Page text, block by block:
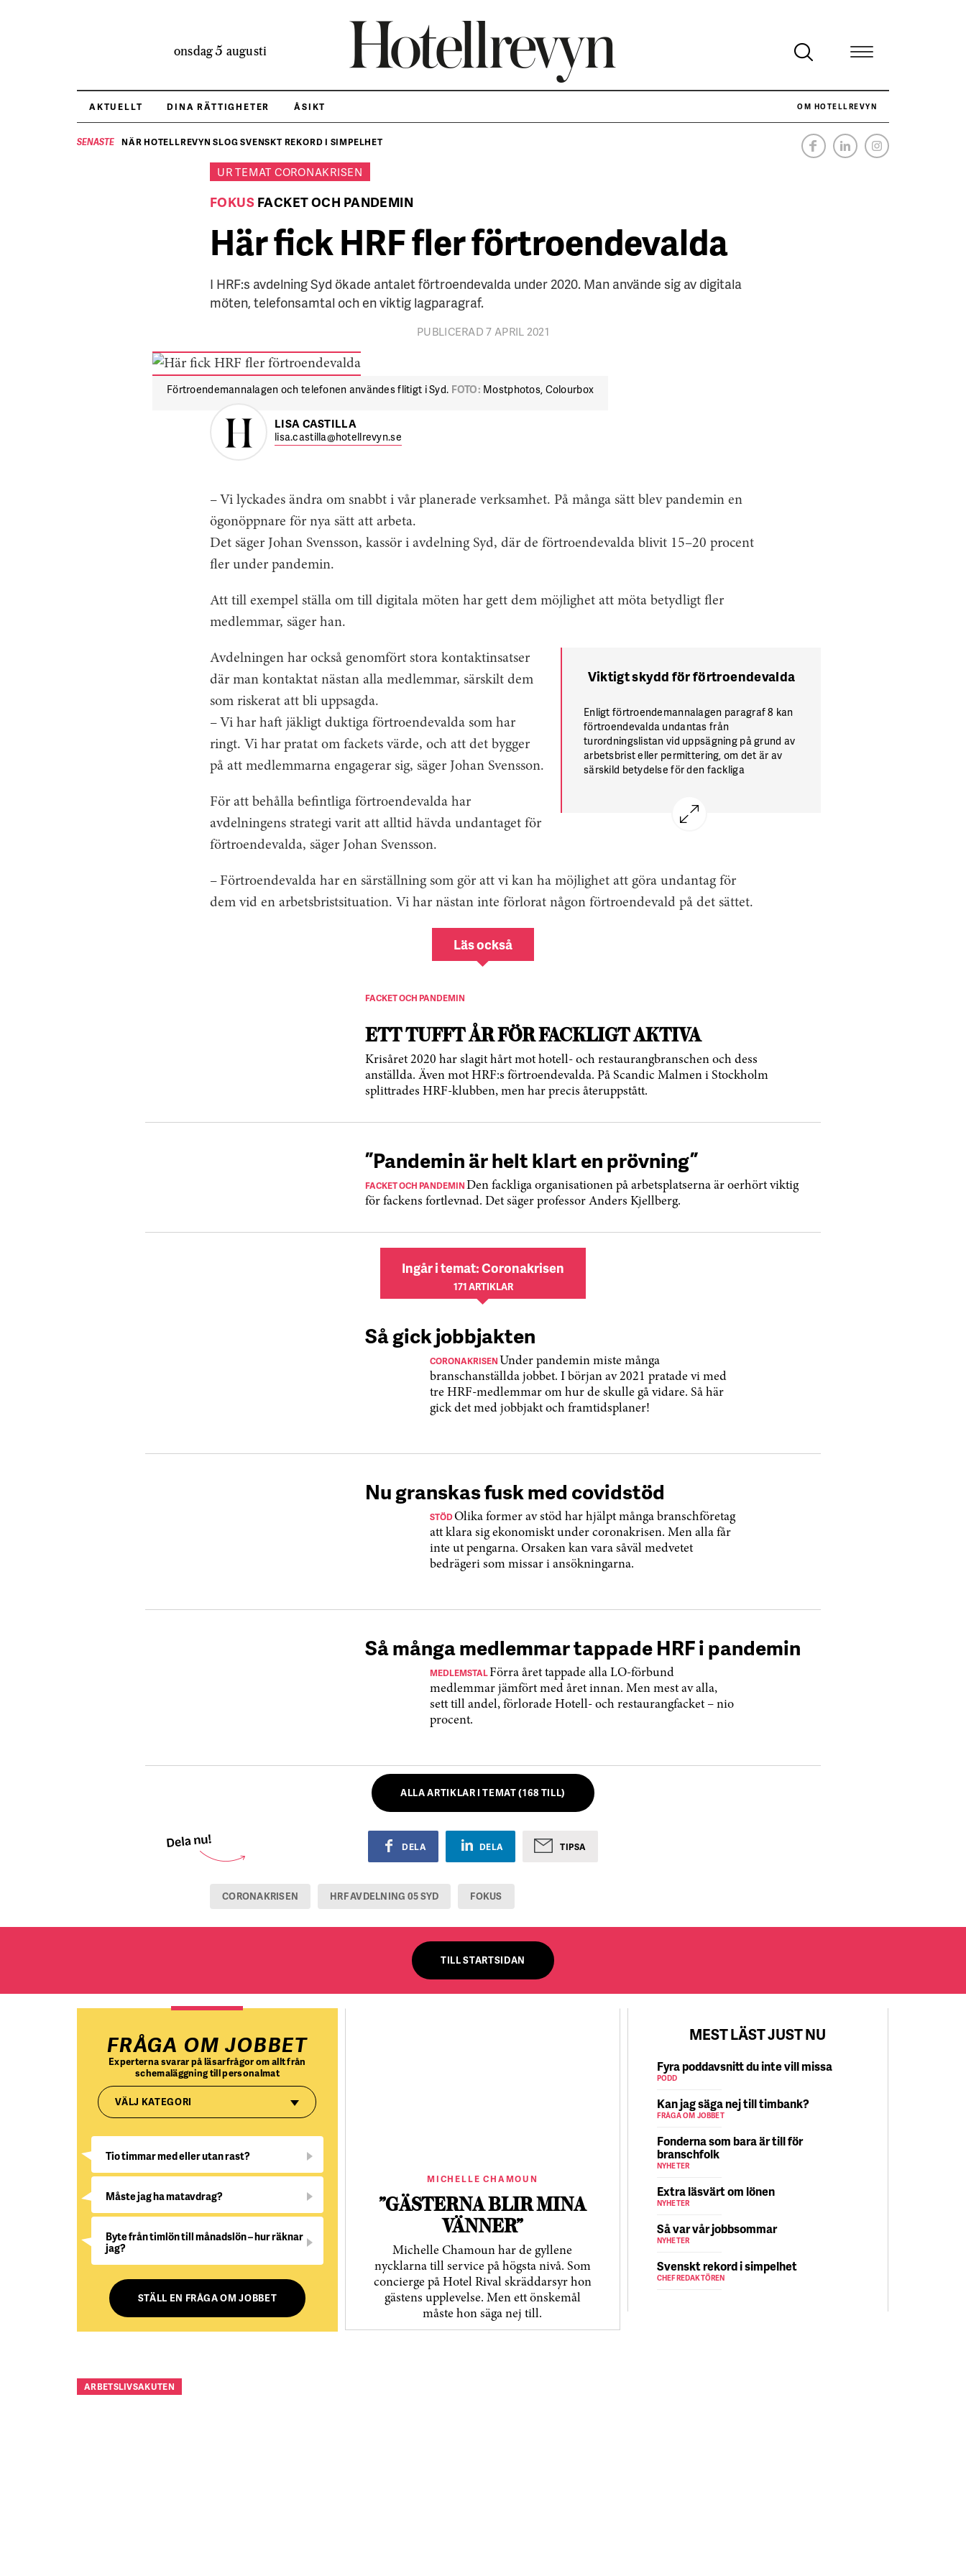
onsdag 5 augusti
AKTUELLT DINA RÄTTIGHETER ÅSIKT OM HOTELLREVYN
SENASTE NÄR HOTELLREVYN SLOG SVENSKT REKORD I SIMPELHET SÅ VAR VÅR JOBBSOMMAR
UR TEMAT CORONAKRISEN
FOKUS FACKET OCH PANDEMIN
Här fick HRF fler förtroendevalda
I HRF:s avdelning Syd ökade antalet förtroendevalda under 2020. Man använde sig av digitala
möten, telefonsamtal och en viktig lagparagraf.
PUBLICERAD 7 APRIL 2021
Förtroendemannalagen och telefonen användes flitigt i Syd. FOTO: Mostphotos, Colourbox
LISA CASTILLA
lisa.castilla@hotellrevyn.se
– Vi lyckades ändra om snabbt i vår planerade verksamhet. På många sätt blev pandemin en
ögonöppnare för nya sätt att arbeta.
Det säger Johan Svensson, kassör i avdelning Syd, där de förtroendevalda blivit 15–20 procent
fler under pandemin.
Att till exempel ställa om till digitala möten har gett dem möjlighet att möta betydligt fler
medlemmar, säger han.
Viktigt skydd för förtroendevalda
Enligt förtroendemannalagen paragraf 8 kan
förtroendevalda undantas från
turordningslistan vid uppsägning på grund av
arbetsbrist eller permittering, om det är av
särskild betydelse för den fackliga
fackets mening tills tvisten prövats i domstol.
Avdelningen har också genomfört stora kontaktinsatser
där man kontaktat nästan alla medlemmar, särskilt dem
som riskerat att bli uppsagda.
– Vi har haft jäkligt duktiga förtroendevalda som har
ringt. Vi har pratat om fackets värde, och att det bygger
på att medlemmarna engagerar sig, säger Johan Svensson.
För att behålla befintliga förtroendevalda har
avdelningens strategi varit att alltid hävda undantaget för
förtroendevalda, säger Johan Svensson.
– Förtroendevalda har en särställning som gör att vi kan ha möjlighet att göra undantag för
dem vid en arbetsbristsituation. Vi har nästan inte förlorat någon förtroendevald på det sättet.
Läs också
FACKET OCH PANDEMIN
ETT TUFFT ÅR FÖR FACKLIGT AKTIVA
Krisåret 2020 har slagit hårt mot hotell- och restaurangbranschen och dess
anställda. Även mot HRF:s förtroendevalda. På Scandic Malmen i Stockholm
splittrades HRF-klubben, men har precis återuppstått.
”Pandemin är helt klart en prövning”
FACKET OCH PANDEMINDen fackliga organisationen på arbetsplatserna är oerhört viktig
för fackens fortlevnad. Det säger professor Anders Kjellberg.
Ingår i temat: Coronakrisen
171 ARTIKLAR
Så gick jobbjakten
CORONAKRISEN Under pandemin miste många
branschanställda jobbet. I början av 2021 pratade vi med
tre HRF-medlemmar om hur de skulle gå vidare. Så här
gick det med jobbjakt och framtidsplaner!
Nu granskas fusk med covidstöd
STÖDOlika former av stöd har hjälpt många branschföretag
att klara sig ekonomiskt under coronakrisen. Men alla får
inte ut pengarna. Orsaken kan vara såväl medvetet
bedrägeri som missar i ansökningarna.
Så många medlemmar tappade HRF i pandemin
MEDLEMSTALFörra året tappade alla LO-förbund
medlemmar jämfört med året innan. Men mest av alla,
sett till andel, förlorade Hotell- och restaurangfacket – nio
procent.
ALLA ARTIKLAR I TEMAT (168 TILL)
DELA DELA TIPSA
CORONAKRISEN HRF AVDELNING 05 SYD FOKUS
TILL STARTSIDAN
FRÅGA OM JOBBET
Experterna svarar på läsarfrågor om allt från
schemaläggning till personalmat
VÄLJ KATEGORI
Tio timmar med eller utan rast?
Måste jag ha matavdrag?
Byte från timlön till månadslön – hur räknar
jag?
STÄLL EN FRÅGA OM JOBBET
MICHELLE CHAMOUN
”GÄSTERNA BLIR MINA
VÄNNER”
Michelle Chamoun har de gyllene
nycklarna till service på högsta nivå. Som
concierge på Hotel Rival skräddarsyr hon
gästens upp­levelse. Men ett önskemål
måste hon säga nej till.
MEST LÄST JUST NU
Fyra poddavsnitt du inte vill missa
PODD
Kan jag säga nej till timbank?
FRÅGA OM JOBBET
Fonderna som bara är till för
branschfolk
NYHETER
Extra läsvärt om lönen
NYHETER
Så var vår jobbsommar
NYHETER
Svenskt rekord i simpelhet
CHEFREDAKTÖREN
ARBETSLIVSAKUTEN